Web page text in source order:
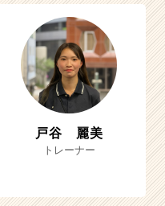
戸谷 麗美
トレーナー